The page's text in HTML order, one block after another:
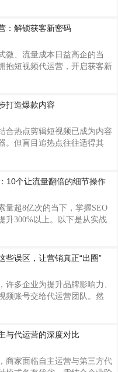
：痛点场景还原：拍摄客户因
值的博弈自主运营的核心优势
容策划、拍摄剪辑到用户互
品牌调性，快速响应市场变
品牌通过自主运营，将门店故
视频，三个月内粉丝增长12
这种模式适合预算充足、有内
沉淀私域流量，形成长期品牌
：解锁获客新密码
微、流量成本日益高企的当
抱短视频代运营，开启获客新
转化的跨越，为行业数字化转
准定位：直击目标客群代运营
业精准“画像”。在产品价值定
础参数，而是深挖核心卖点。
焦其防滑、耐磨性能，结合养
特殊场景，制作《特殊场所瓷
准触达有特定需求的客户。用
打造爆款内容
合热点剪辑短视频已成为内容
。但盲目追热点往往适得其
精准捕捉热点，建立选题库建
：一级为全民级热点（如重大
直领域热点（如教育政策调
点（如抖音挑战赛）。利用新
实时追踪，同时关注微博热搜
题。例如，当“AI绘画”成为全
绘画翻车现场”“普通人如何
10个让流量翻倍的细节操作
量超8亿次的当下，掌握SEO
升300%以上。以下是从实战
化：3秒抓住算法眼球关键词
须包含核心词，如夏季穿搭改
搜索匹配度提升40%。数字
会5个技巧等结构，某教育账
函数标题，点击率提升27%。
尾添加？！等符号，如你还在
，互动率提高18%。二、标签
些误区，让营销真正“出圈”
许多企业为提升品牌影响力、
频账号交给代运营团队。然
目追求流量，忽视内容质量部
目标，要求代运营团队不择手
是，一些代运营方为求流量，
假的标题和内容来吸引眼球。
博关注，夸大菜品功效，实际
与代运营的深度对比
商家面临自主运营与第三方代